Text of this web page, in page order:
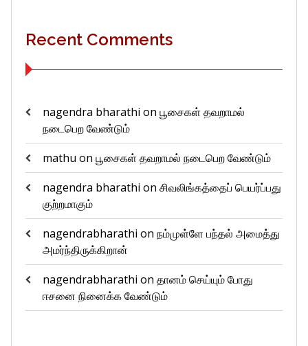
Recent Comments
nagendra bharathi on பூசைகள் தவறாமல்
நடைபெற வேண்டும்
mathu on பூசைகள் தவறாமல் நடைபெற வேண்டும்
nagendra bharathi on சிவலிங்கத்தைப் பெயர்ப்பது
குற்றமாகும்
nagendrabharathi on நம்முள்ளே பந்தல் அமைத்து
அமர்ந்திருக்கிறான்
nagendrabharathi on தானம் செய்யும் போது
ஈசனை நினைக்க வேண்டும்